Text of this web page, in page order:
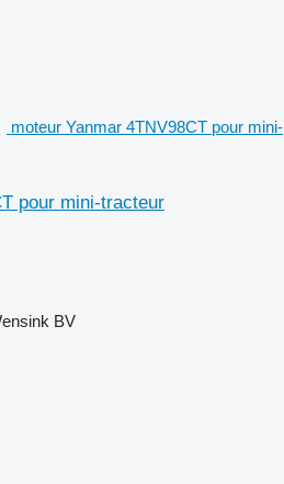
moteur Yanmar 4TNV98CT pour mini-
pour mini-tracteur
BV